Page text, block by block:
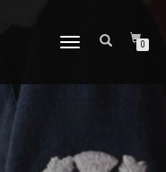
TOGGLE
0